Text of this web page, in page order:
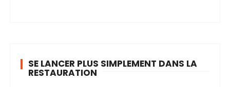
SE LANCER PLUS SIMPLEMENT DANS LA
RESTAURATION